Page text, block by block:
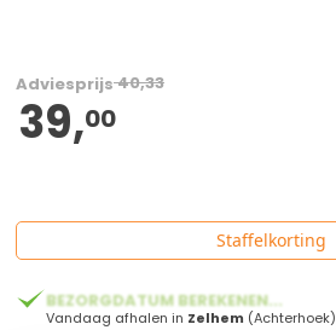
Adviesprijs40,33
39,00
BEZORGDATUM BEREKENEN...
Vandaag afhalen in Zelhem (Achterhoek)
Staffelkorting